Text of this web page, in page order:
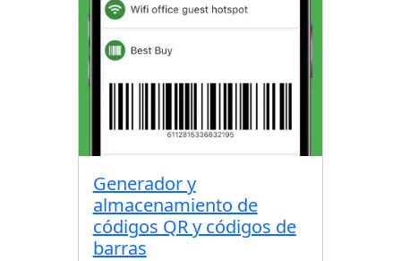
Generador y
almacenamiento de
códigos QR y códigos de
barras